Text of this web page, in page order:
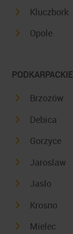
Kluczbork
Opole
PODKARPACKIE
Brzozów
Debica
Gorzyce
Jaroslaw
Jaslo
Krosno
Mielec